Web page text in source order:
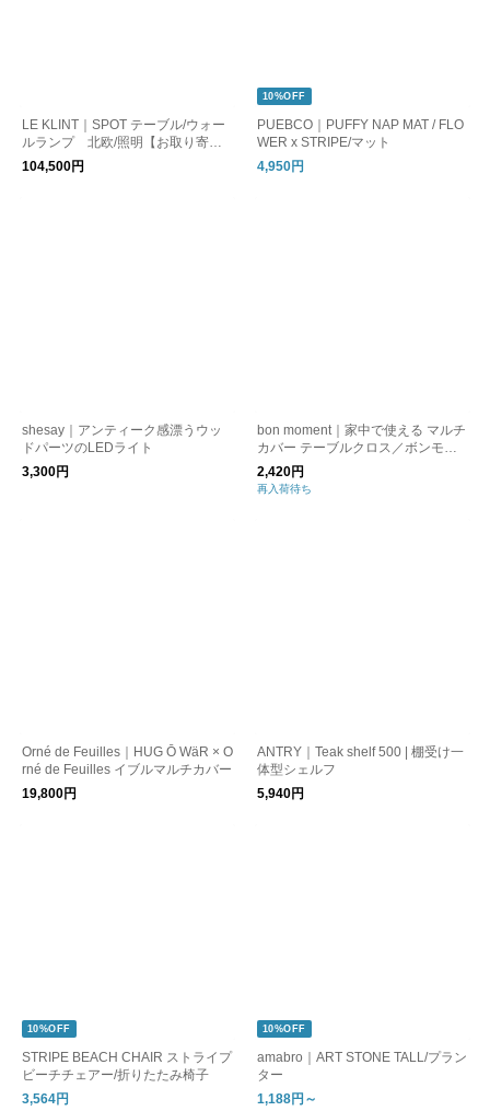
LE KLINT｜SPOT テーブル/ウォー
ルランプ 北欧/照明【お取り寄
せ】
104,500円
10%OFF
PUEBCO｜PUFFY NAP MAT / FLO
WER x STRIPE/マット
4,950円
shesay｜アンティーク感漂うウッ
ドパーツのLEDライト
3,300円
bon moment｜家中で使える マルチ
カバー テーブルクロス／ボンモマ
ン
2,420円
再入荷待ち
Orné de Feuilles｜HUG Ō WäR × O
rné de Feuilles イブルマルチカバー
19,800円
ANTRY｜Teak shelf 500 | 棚受け一
体型シェルフ
5,940円
10%OFF
STRIPE BEACH CHAIR ストライプ
ビーチチェアー/折りたたみ椅子
3,564円
10%OFF
amabro｜ART STONE TALL/プラン
ター
1,188円～